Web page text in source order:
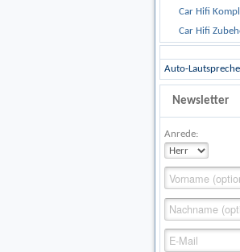
Car Hifi Komplett und
Car Hifi Zubehör
Auto-
Newsletter
Anrede: